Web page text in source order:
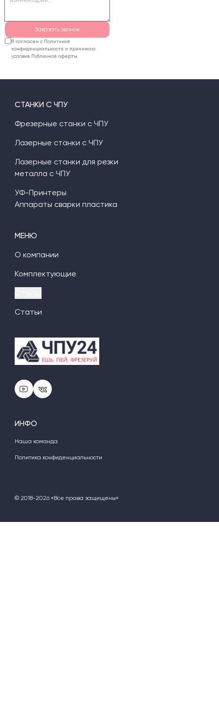
необходимую систему
Заказать звонок
Я согласен с Политикой
конфиденциальности и принимаю
условия Публичной оферты.
МЕНЮ
О компании
Комплектующие
Статьи
СТАНКИ С ЧПУ
Фрезерные станки с ЧПУ
Лазерные станки с ЧПУ
Лазерные станки для резки
металла с ЧПУ
УФ-Принтеры
Аппараты сварки пластика
ИНФО
Наша команда
Политика конфиденциальности
© 2018-2026 «Все права защищены»